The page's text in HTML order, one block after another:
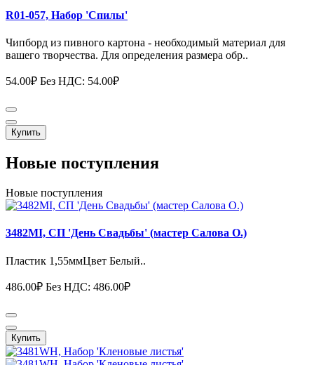
R01-057, Набор 'Спилы'
Чипборд из пивного картона - необходимый материал для
вашего творчества. Для определения размера обр..
54.00₽ Без НДС: 54.00₽
Купить
Новые поступления
Новые поступления
3482MI, СП 'День Свадьбы' (мастер Салова О.)
Пластик 1,55ммЦвет Белый..
486.00₽ Без НДС: 486.00₽
Купить